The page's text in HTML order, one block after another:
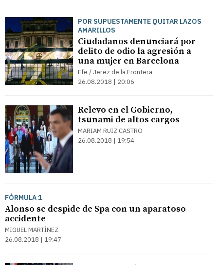
POR SUPUESTAMENTE QUITAR LAZOS
AMARILLOS
Ciudadanos denunciará por
delito de odio la agresión a
una mujer en Barcelona
Efe / Jerez de la Frontera
26.08.2018 | 20:06
Relevo en el Gobierno,
tsunami de altos cargos
MARIAM RUIZ CASTRO
26.08.2018 | 19:54
FÓRMULA 1
Alonso se despide de Spa con un aparatoso
accidente
MIGUEL MARTÍNEZ
26.08.2018 | 19:47